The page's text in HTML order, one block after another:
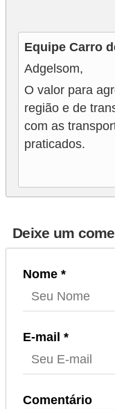
Equipe Carro
Adgelsom,
O valor para
região e de
com as
praticados.
Deixe um
Nome *
E-mail *
Comentário